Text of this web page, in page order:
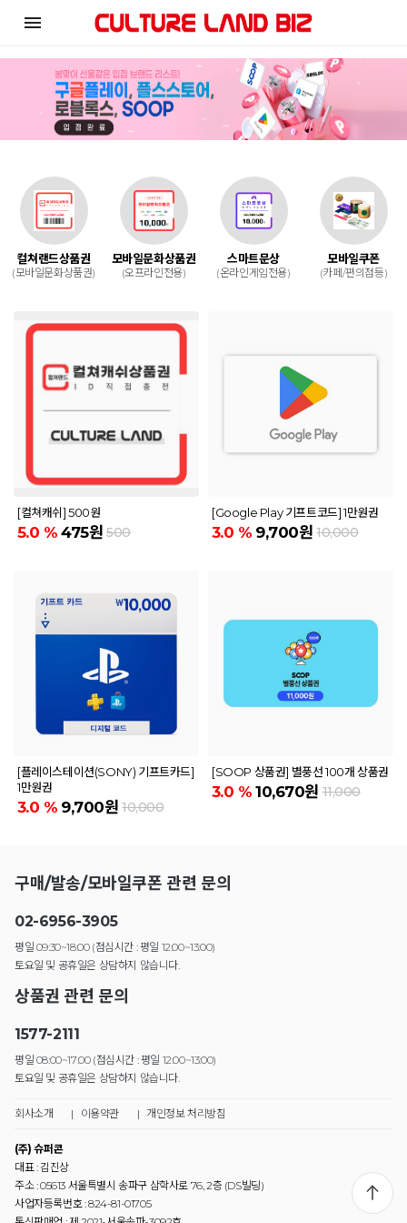
menu
컬쳐랜드상품권
(모바일문화상품권)
모바일문화상품권
(오프라인전용)
스마트문상
(온라인게임전용)
모바일쿠폰
(카페/편의점등)
[컬쳐캐쉬] 500원
5.0 % 475원 500
[Google Play 기프트코드] 1만원권
3.0 % 9,700원 10,000
[플레이스테이션(SONY) 기프트카드]
1만원권
3.0 % 9,700원 10,000
[SOOP 상품권] 별풍선 100개 상품권
3.0 % 10,670원 11,000
구매/발송/모바일쿠폰 관련 문의
02-6956-3905
평일 09:30~18:00 (점심시간 : 평일 12:00~13:00)
토요일 및 공휴일은 상담하지 않습니다.
상품권 관련 문의
1577-2111
평일 08:00~17:00 (점심시간 : 평일 12:00~13:00)
토요일 및 공휴일은 상담하지 않습니다.
회사소개 | 이용약관 | 개인정보 처리방침
(주) 슈퍼콘
대표 : 김진상
주소 : 05613 서울특별시 송파구 삼학사로 76, 2층 (DS빌딩)
사업자등록번호 : 824-81-01705